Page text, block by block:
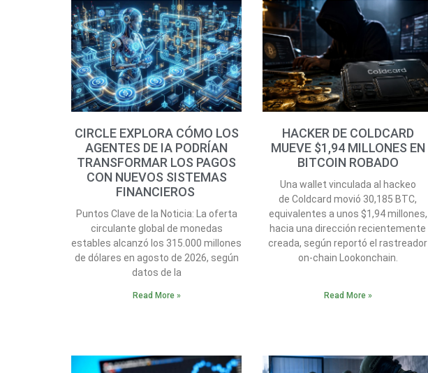
CIRCLE EXPLORA CÓMO LOS
AGENTES DE IA PODRÍAN
TRANSFORMAR LOS PAGOS
CON NUEVOS SISTEMAS
FINANCIEROS
Puntos Clave de la Noticia: La oferta
circulante global de monedas
estables alcanzó los 315.000 millones
de dólares en agosto de 2026, según
datos de la
Read More »
HACKER DE COLDCARD
MUEVE $1,94 MILLONES EN
BITCOIN ROBADO
Una wallet vinculada al hackeo
de Coldcard movió 30,185 BTC,
equivalentes a unos $1,94 millones,
hacia una dirección recientemente
creada, según reportó el rastreador
on-chain Lookonchain.
Read More »